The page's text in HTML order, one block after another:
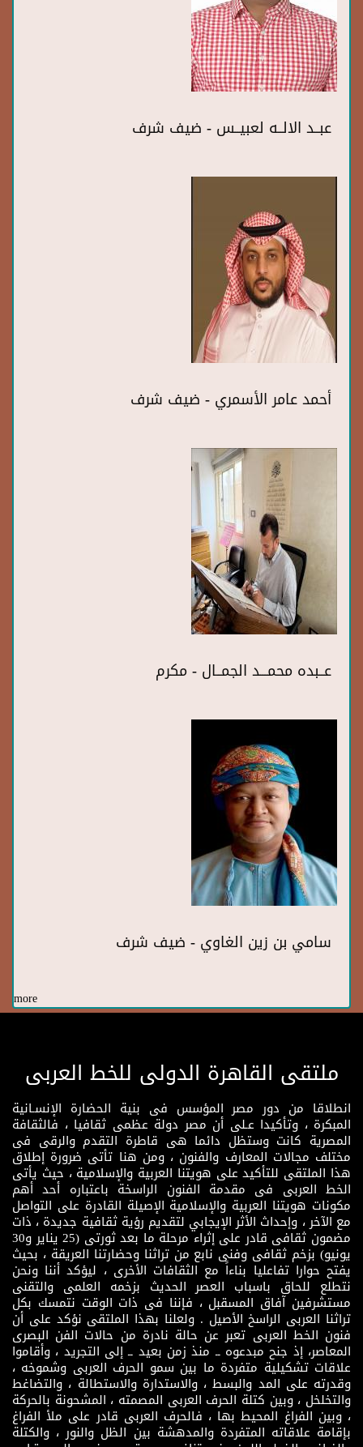
عبــد الالــه لعبيــس - ضيف شرف
أحمد عامر الأسمري - ضيف شرف
عــبده محمـــد الجمــال - مكرم
سامي بن زين الغاوي - ضيف شرف
more
ملتقى القاهرة الدولى للخط العربى
انطلاقا من دور مصر المؤسس فى بنية الحضارة الإنسـانية
المبكرة ، وتأكيدا عـلى أن مصر دولة عظمى ثقافيا ، فالثقافة
المصرية كانت وستظل دائما هى قاطرة التقدم والرقى فى
مختلف مجالات المعارف والفنون ، ومن هنا تأتى ضرورة إطلاق
هذا الملتقى للتأكيد على هويتنا العربية والإسلامية ، حيث يأتى
الخط العربى فى مقدمة الفنون الراسخة باعتباره أحد أهم
مكونات هويتنا العربية والإسلامية الإصيلة القادرة على التواصل
مع الآخر ، وإحداث الأثر الإيجابي لتقديم رؤية ثقافية جديدة ، ذات
مضمون ثقافى قادر على إثراء مرحلة ما بعد ثورتى (25 يناير و30
يونيو) بزخم ثقافى وفنى نابع من تراثنا وحضارتنا العريقة ، بحيث
يفتح حوارا تفاعليا بناءاً مع الثقافات الأخرى ، ليؤكد أننا ونحن
نتطلع للحاق باسباب العصر الحديث بزخمه العلمى والتقنى
مستشرفين آفاق المسقبل ، فإننا فى ذات الوقت نتمسك بكل
تراثنا العربى الراسخ الأصيل . ولعلنا بهذا الملتقى نؤكد على أن
فنون الخط العربى تعبر عن حالة نادرة من حالات الفن البصرى
المعاصر، إذ جنح مبدعوه ــ منذ زمن بعيد ــ إلى التجريد ، وأقاموا
علاقات تشكيلية متفردة ما بين سمو الحرف العربى وشموخه ،
وقدرته على المد والبسط ، والاستدارة والاستطالة ، والتضاغط
والتخلخل ، وبين كتلة الحرف العربى المصمته ، المشحونة بالحركة
، وبين الفراغ المحيط بها ، فالحرف العربى قادر على ملأ الفراغ
بإقامة علاقاته المتفردة والمدهشة بين الظل والنور ، والكتلة